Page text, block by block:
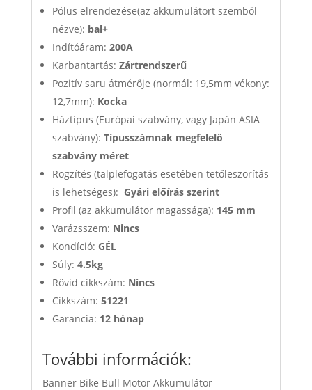
Pólus elrendezése(az akkumulátort szemből
nézve): bal+
Indítóáram: 200A
Karbantartás: Zártrendszerű
Pozitív saru átmérője (normál: 19,5mm vékony:
12,7mm): Kocka
Háztípus (Európai szabvány, vagy Japán ASIA
szabvány): Típusszámnak megfelelő
szabvány méret
Rögzítés (talplefogatás esetében tetőleszorítás
is lehetséges): Gyári előírás szerint
Profil (az akkumulátor magassága): 145 mm
Varázsszem: Nincs
Kondíció: GÉL
Súly: 4.5kg
Rövid cikkszám: Nincs
Cikkszám: 51221
Garancia: 12 hónap
További információk:
Banner Bike Bull Motor Akkumulátor